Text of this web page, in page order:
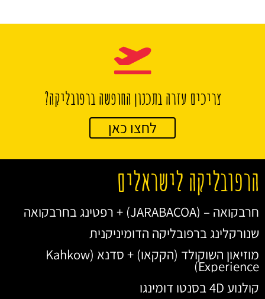
צריכים עזרה בתכנון החופשה ברפובליקה?
לחצו כאן
הרפובליקה לישראלים
חרבקואה – (JARABACOA) + רפטינג בחרבקואה
שנורקלינג ברפובליקה הדומיניקנית
מוזיאון השוקולד (הקקאו) + סדנא (Kahkow
Experience)
קולנוע 4D בסנטו דומינגו